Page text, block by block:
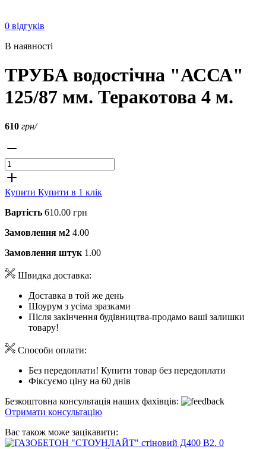
0 відгуків
В наявності
ТРУБА водостічна "АССА"
125/87 мм. Теракотова 4 м.
610 грн/
Купити Купити в 1 клік
Вартість 610.00 грн
Замовлення м2 4.00
Замовлення штук 1.00
Швидка доставка:
Доставка в той же день
Шоурум з усіма зразками
Після закінчення будівництва-продамо ваші залишки
товару!
Способи оплати:
Без передоплати! Купити товар без передоплати
Фіксуємо ціну на 60 днів
Безкоштовна консультація наших фахівців:
Отримати консультацію
Вас також може зацікавити: